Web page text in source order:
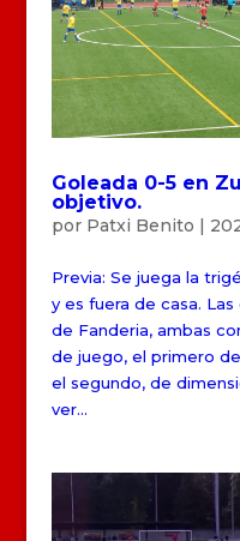
Goleada 0-5 en
objetivo.
por Patxi Benito
Previa: Se juega la
y es fuera de casa.
de Fanderia, ambas
de juego, el primero
el segundo, de
ver...